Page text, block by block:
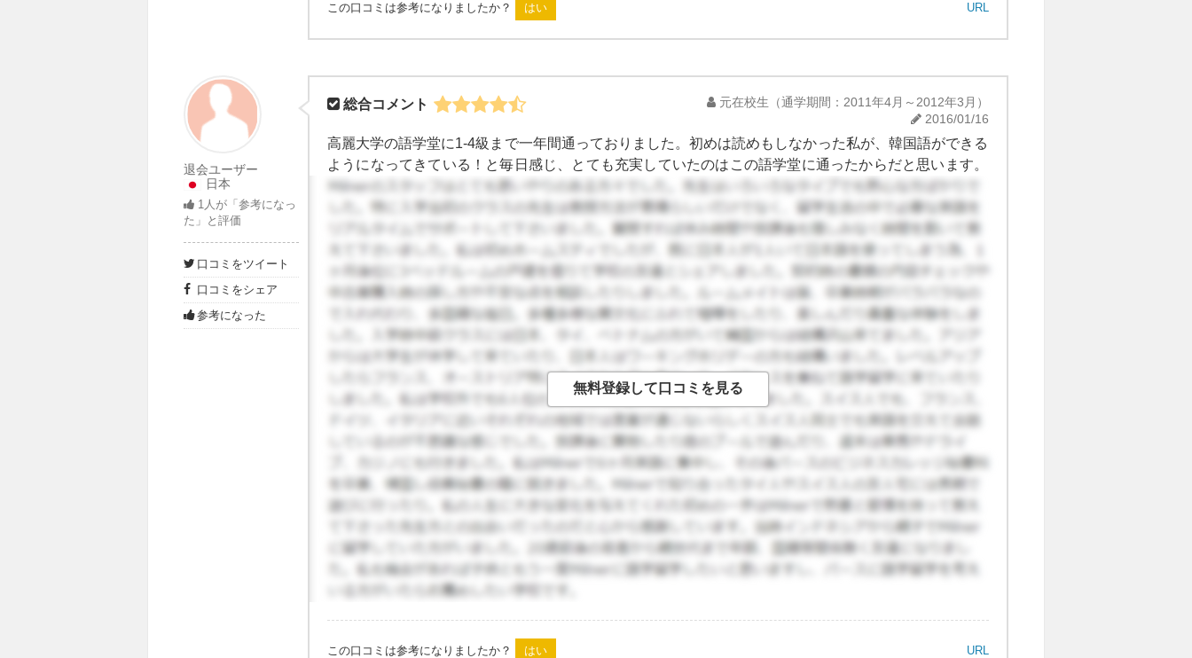
この口コミは参考になりましたか？ URL
退会ユーザー
日本
1人が「参考になっ
た」と評価
口コミをツイート
口コミをシェア
参考になった
総合コメント 元在校生 （通学期間：2011年4月～2012年3月）
2016/01/16
高麗大学の語学堂に1-4級まで一年間通っておりました。初めは読めもしなかった私が、韓国語ができる
ようになってきている！と毎日感じ、とても充実していたのはこの語学堂に通ったからだと思います。
課外授業が充実しており校舎は広く綺麗。設備も整っていて何よりこの大学にいる学生は偏差値が高い
人ばかり。近くには病院もあるので安心です。真面目に勉強したい方、バランス良く勉強したい方、日
本人の少ない語学堂に通いたい方はぜひ、高麗大学の語学堂をオススメします。 宿題はありますが、少
なめでアルバイトとの両立が可能です。読み書き聞き取り会話が偏らず学べられます。 土地柄は、飲食
は充実していますが遊ぶところはあまりありません。 カフェが多く、物価が安くて留学生にとってはお
金を使うことがあまりなく、ありがたいです。 私はこの語学堂で沢山の外国人の友達に出会うことが出
来ました。今でもその友達とは連絡を取り合い旅行に行ったりしています。ここで出会った日本人の友
達とも韓国のことで情報交換したり仲良くしています。 4級まで行けば、日常生活で困ることはありま
せん。読み書きが出来るのであれば2級から入学することができます。私は高麗大学に通って本当に良か
この口コミは参考になりましたか？ URL